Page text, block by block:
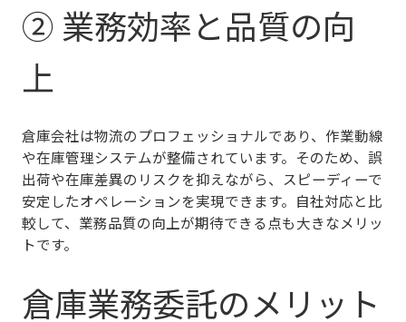
② 業務効率と品質の向
上
倉庫会社は物流のプロフェッショナルであり、作業動線
や在庫管理システムが整備されています。そのため、 誤
出荷や在庫差異のリスクを抑えながら、スピーディーで
安定したオペレーションを実現できます。自社対応と比
較して、業務品質の向上が期待できる点も大きなメリッ
トです。
倉庫業務委託のメリット